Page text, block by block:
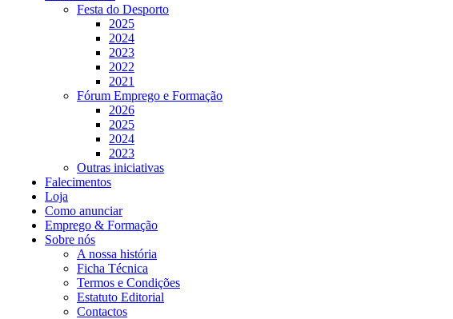
Festa do Desporto
2025
2024
2023
2022
2021
Fórum Emprego e Formação
2026
2025
2024
2023
Outras iniciativas
Falecimentos
Loja
Como anunciar
Emprego & Formação
Sobre nós
A nossa história
Ficha Técnica
Termos e Condições
Estatuto Editorial
Contactos